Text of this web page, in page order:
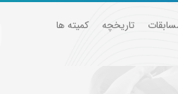
تاریخچه
کمیته ها